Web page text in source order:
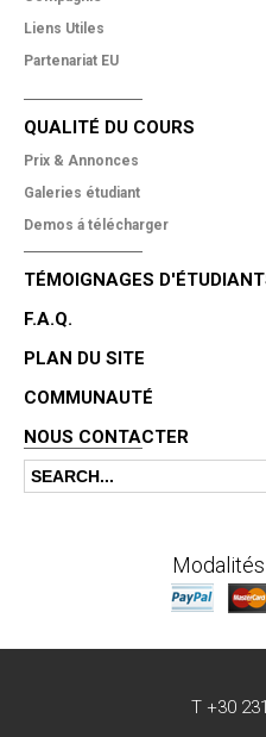
Liens Utiles
Partenariat EU
QUALITÉ DU COURS
Prix & Annonces
Galeries étudiant
Demos á télécharger
TÉMOIGNAGES
F.A.Q.
PLAN DU SITE
COMMUNAUTÉ
NOUS CONTACTER
Search form
Search
T +30